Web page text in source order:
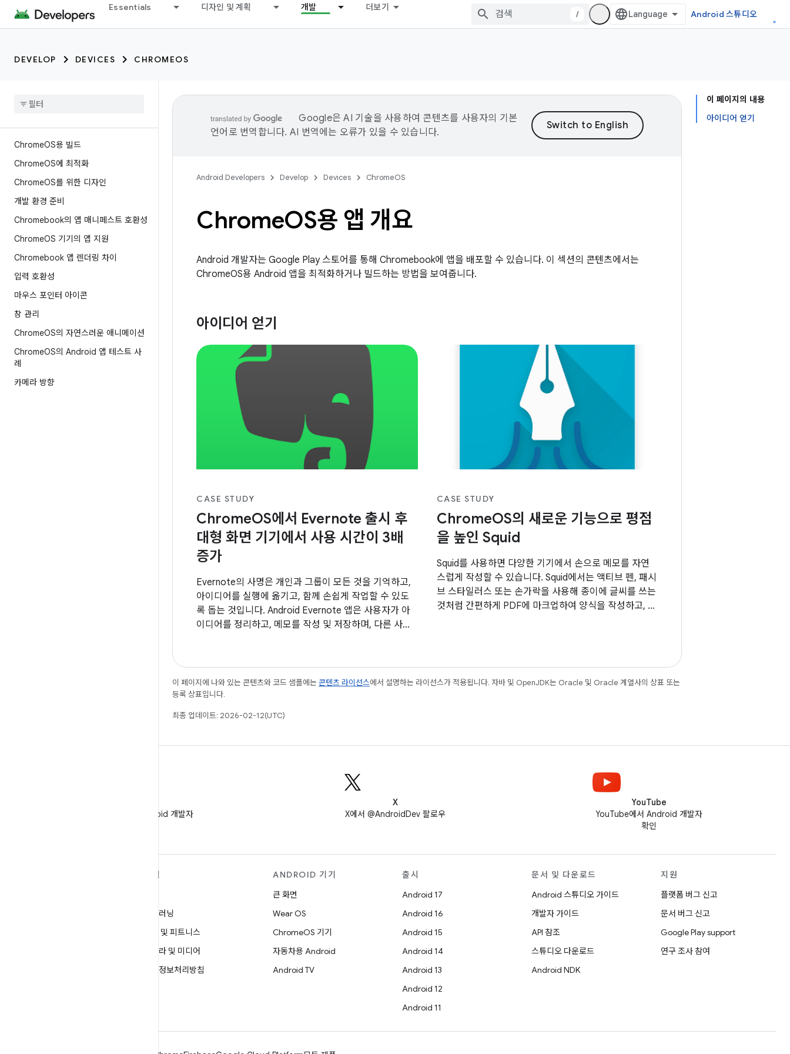
Essentials 디자인 및 계획 개발 더보기
/ Android 스튜디오
DEVELOP DEVICES CHROMEOS
ChromeOS용 빌드
ChromeOS에 최적화
ChromeOS를 위한 디자인
개발 환경 준비
Chromebook의 앱 매니페스트 호환성
ChromeOS 기기의 앱 지원
Chromebook 앱 렌더링 차이
입력 호환성
마우스 포인터 아이콘
창 관리
ChromeOS의 자연스러운 애니메이션
ChromeOS의 Android 앱 테스트 사
례
카메라 방향
이 페이지의 내용
아이디어 얻기
Google은 AI 기술을 사용하여 콘텐츠를 사용자의 기본
언어로 번역합니다. AI 번역에는 오류가 있을 수 있습니다.
Android Developers Develop Devices ChromeOS
ChromeOS용 앱 개요
Android 개발자는 Google Play 스토어를 통해 Chromebook에 앱을 배포할 수 있습니다. 이 섹션의 콘텐츠에서는
ChromeOS용 Android 앱을 최적화하거나 빌드하는 방법을 보여줍니다.
아이디어 얻기
CASE STUDY
ChromeOS에서 Evernote 출시 후
대형 화면 기기에서 사용 시간이 3배
증가
Evernote의 사명은 개인과 그룹이 모든 것을 기억하고,
아이디어를 실행에 옮기고, 함께 손쉽게 작업할 수 있도
록 돕는 것입니다. Android Evernote 앱은 사용자가 아
이디어를 정리하고, 메모를 작성 및 저장하며, 다른 사람
CASE STUDY
ChromeOS의 새로운 기능으로 평점
을 높인 Squid
Squid를 사용하면 다양한 기기에서 손으로 메모를 자연
스럽게 작성할 수 있습니다. Squid에서는 액티브 펜, 패시
브 스타일러스 또는 손가락을 사용해 종이에 글씨를 쓰는
것처럼 간편하게 PDF에 마크업하여 양식을 작성하고, 종
이 페이지에 나와 있는 콘텐츠와 코드 샘플에는 콘텐츠 라이선스에서 설명하는 라이선스가 적용됩니다. 자바 및 OpenJDK는 Oracle 및 Oracle 계열사의 상표 또는
등록 상표입니다.
최종 업데이트: 2026-02-12(UTC)
WeChat에서 Android 개발자
X
X에서 @AndroidDev 팔로우
YouTube
YouTube에서 Android 개발자
확인
탐색
머신러닝
건강 및 피트니스
카메라 및 미디어
개인정보처리방침
ANDROID 기기
큰 화면
Wear OS
ChromeOS 기기
자동차용 Android
Android TV
출시
Android 17
Android 16
Android 15
Android 14
Android 13
Android 12
Android 11
문서 및 다운로드
Android 스튜디오 가이드
개발자 가이드
API 참조
스튜디오 다운로드
Android NDK
지원
플랫폼 버그 신고
문서 버그 신고
Google Play support
연구 조사 참여